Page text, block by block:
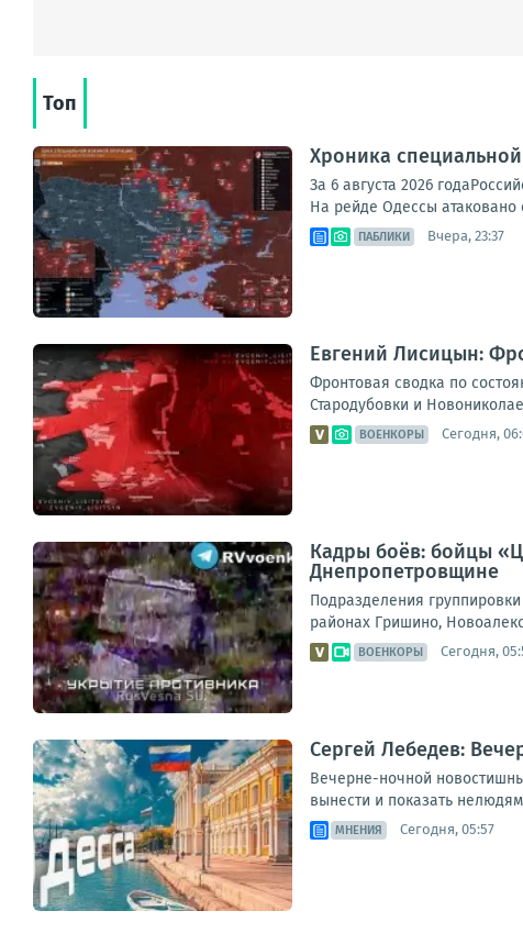
Топ
Хроника
За 6 августа 2026
На рейде Одессы атаковано
ПАБЛИКИ Вчера, 23:37
Евгений Лисицын:
Фронтовая сводка по
Стародубовки и
ВОЕНКОРЫ Сегодня,
Кадры боёв: бойцы
Днепропетровщине
Подразделения
районах Гришино,
ВОЕНКОРЫ Сегодня,
Сергей Лебедев:
Вечерне-ночной
вынести и показать
МНЕНИЯ Сегодня, 05:57